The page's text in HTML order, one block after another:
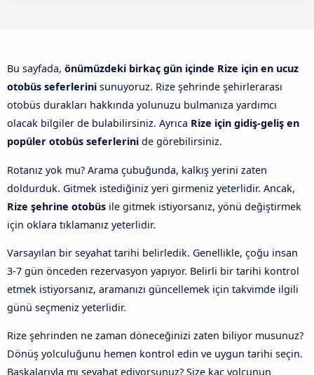
Bu sayfada, önümüzdeki birkaç gün içinde Rize için en ucuz
otobüs seferlerini sunuyoruz. Rize şehrinde şehirlerarası
otobüs durakları hakkında yolunuzu bulmanıza yardımcı
olacak bilgiler de bulabilirsiniz. Ayrıca Rize için gidiş-geliş en
popüler otobüs seferlerini de görebilirsiniz.
Rotanız yok mu? Arama çubuğunda, kalkış yerini zaten
doldurduk. Gitmek istediğiniz yeri girmeniz yeterlidir. Ancak,
Rize şehrine otobüs ile gitmek istiyorsanız, yönü değiştirmek
için oklara tıklamanız yeterlidir.
Varsayılan bir seyahat tarihi belirledik. Genellikle, çoğu insan
3-7 gün önceden rezervasyon yapıyor. Belirli bir tarihi kontrol
etmek istiyorsanız, aramanızı güncellemek için takvimde ilgili
günü seçmeniz yeterlidir.
Rize şehrinden ne zaman döneceğinizi zaten biliyor musunuz?
Dönüş yolculuğunu hemen kontrol edin ve uygun tarihi seçin.
Başkalarıyla mı seyahat ediyorsunuz? Size kaç yolcunun